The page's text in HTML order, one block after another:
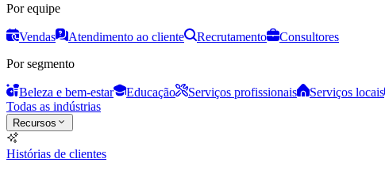
Por equipe
Vendas Atendimento ao cliente Recrutamento
Consultores
Por segmento
Beleza e bem-estar Educação Serviços profissionais Serviços locais
Todas as indústrias
Recursos
Histórias de clientes